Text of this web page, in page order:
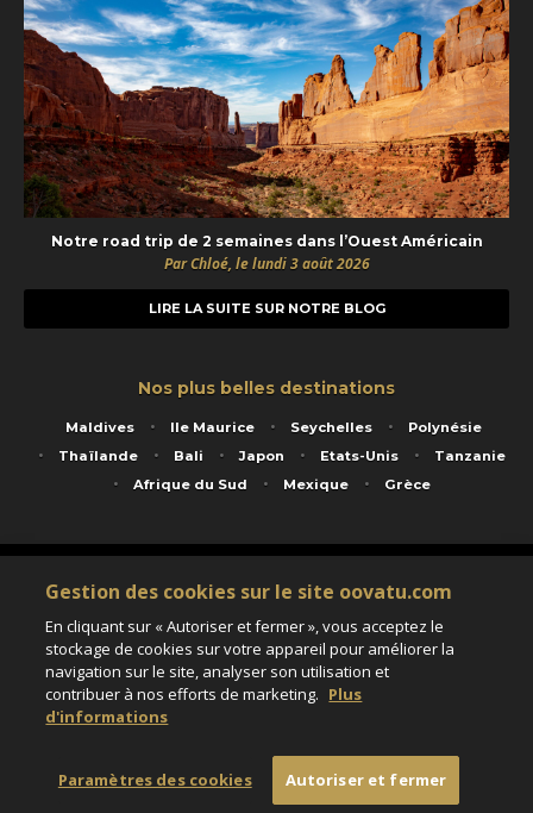
Notre road trip de 2 semaines dans l’Ouest Américain
Par Chloé, le lundi 3 août 2026
LIRE LA SUITE SUR NOTRE BLOG
Nos plus belles destinations
Maldives Ile Maurice Seychelles
Polynésie
Thaïlande
Bali Japon Etats-Unis
Tanzanie
Afrique du Sud
Mexique Grèce
Service animé par Nautil Voyages - 22 rue Georges Picquart 75017 Paris - S.A.S
au capital de 155 696 euros - RCS Paris B 423 671 973 - Code APE 7911Z
Matricule Atout France IM075100020 - Garantie financière Groupama - Agrément IATA
Assurance responsabilité civile et professionnelle HISCOX RCP0081066
Paramètres des cookies
Gestion des cookies sur le site oovatu.com
En cliquant sur « Autoriser et fermer », vous acceptez le
stockage de cookies sur votre appareil pour améliorer la
navigation sur le site, analyser son utilisation et
contribuer à nos efforts de marketing. Plus
d'informations
Paramètres des cookies Autoriser et fermer